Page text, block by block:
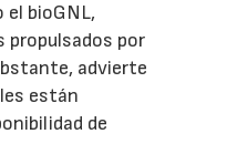
bioGNL,
propulsados por
advierte
están
de